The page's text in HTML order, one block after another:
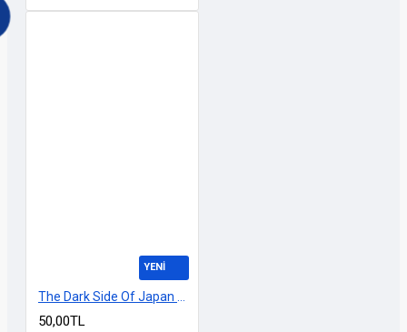
YENİ
50,00TL